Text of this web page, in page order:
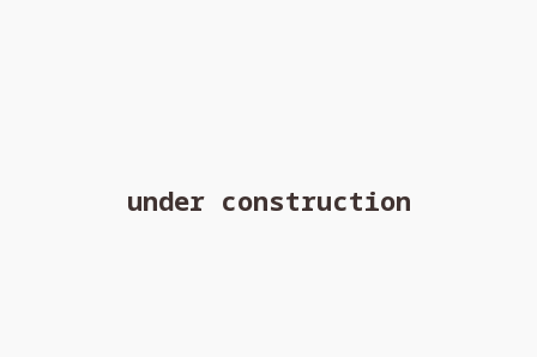
under construction